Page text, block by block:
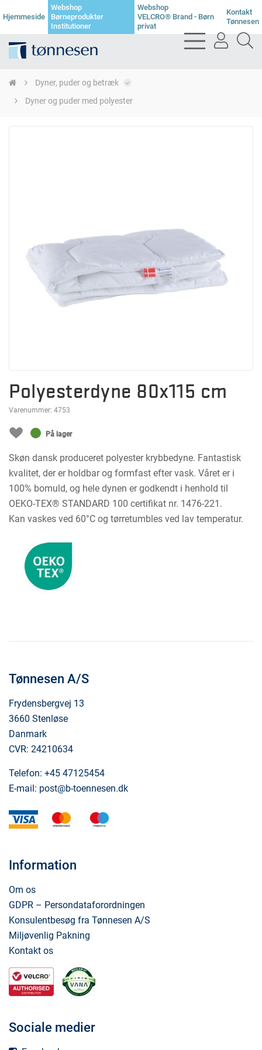
Hjemmeside
Webshop
Børneprodukter
Institutioner
Webshop
VELCRO® Brand - Børn
privat
Kontakt
Tønnesen
bars
light
user
Dyner, puder og betræk
Dyner og puder med polyester
Polyesterdyne 80x115 cm
Varenummer: 4753
På lager
Skøn dansk produceret polyester krybbedyne. Fantastisk
kvalitet, der er holdbar og formfast efter vask. Våret er i
100% bomuld, og hele dynen er godkendt i henhold til
OEKO-TEX® STANDARD 100 certifikat nr. 1476-221.
Kan vaskes ved 60°C og tørretumbles ved lav temperatur.
Tønnesen A/S
Frydensbergvej 13
3660 Stenløse
Danmark
CVR: 24210634
Telefon: +45 47125454
E-mail: post@b-toennesen.dk
visa mastercard
Information
Om os
GDPR – Persondataforordningen
Konsulentbesøg fra Tønnesen A/S
Miljøvenlig Pakning
Kontakt os
Sociale medier